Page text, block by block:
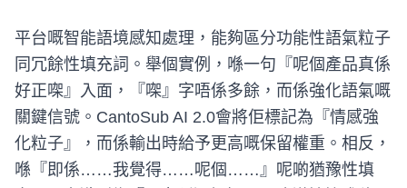
平台嘅智能語境感知處理，能夠區分功能性語氣粒子
同冗餘性填充詞。舉個實例，喺一句『呢個產品真係
好正㗎』入面，『㗎』字唔係多餘，而係強化語氣嘅
關鍵信號。CantoSub AI 2.0會將佢標記為『情感強
化粒子』，而係輸出時給予更高嘅保留權重。相反，
喺『即係……我覺得……呢個……』呢啲猶豫性填